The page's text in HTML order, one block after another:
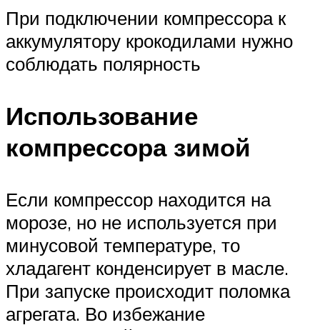
При подключении компрессора к
аккумулятору крокодилами нужно
соблюдать полярность
Использование
компрессора зимой
Если компрессор находится на
морозе, но не используется при
минусовой температуре, то
хладагент конденсирует в масле.
При запуске происходит поломка
агрегата. Во избежание